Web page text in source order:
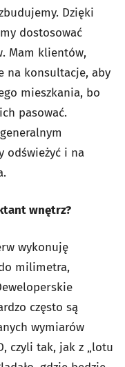
Dzięki
dostosować
Mam klientów,
na konsultacje, aby
mieszkania, bo
pasować.
odświeżyć i na
wnętrz?
wykonuję
milimetra,
często są
wymiarów
czyli tak, jak z „lotu